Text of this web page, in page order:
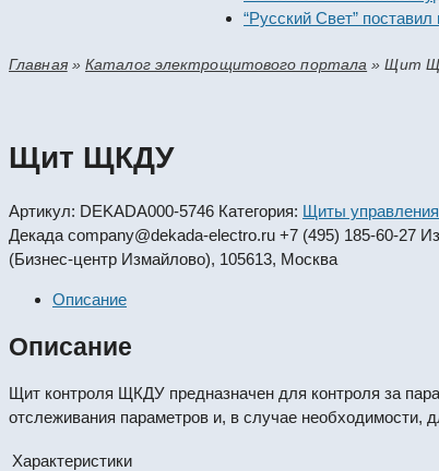
“Русский Свет” поставил
Главная»Каталог электрощитового портала »Щит
Щит ЩКДУ
Артикул: DEKADA000-5746 Категория: Щиты управления
Декада company@dekada-electro.ru +7 (495) 185-60-27
(Бизнес-центр Измайлово), 105613, Москва
Описание
Описание
Щит контроля ЩКДУ предназначен для контроля за
отслеживания параметров и, в случае необходимости,
Характеристики